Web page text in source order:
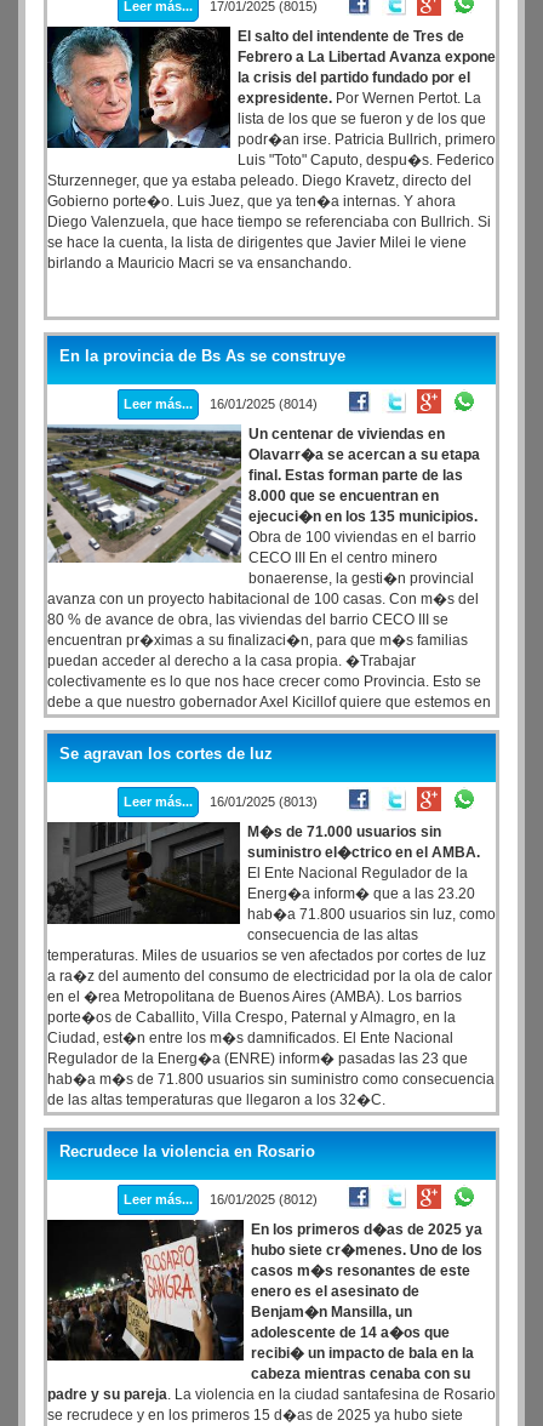
Leer más... 17/01/2025 (8015)
El salto del intendente de Tres de
Febrero a La Libertad Avanza expone
la crisis del partido fundado por el
expresidente. Por Wernen Pertot. La
lista de los que se fueron y de los que
podr�an irse. Patricia Bullrich, primero
Luis "Toto" Caputo, despu�s. Federico
Sturzenneger, que ya estaba peleado. Diego Kravetz, directo del
Gobierno porte�o. Luis Juez, que ya ten�a internas. Y ahora
Diego Valenzuela, que hace tiempo se referenciaba con Bullrich. Si
se hace la cuenta, la lista de dirigentes que Javier Milei le viene
birlando a Mauricio Macri se va ensanchando.
En la provincia de Bs As se construye
Leer más... 16/01/2025 (8014)
Un centenar de viviendas en
Olavarr�a se acercan a su etapa
final. Estas forman parte de las
8.000 que se encuentran en
ejecuci�n en los 135 municipios.
Obra de 100 viviendas en el barrio
CECO III En el centro minero
bonaerense, la gesti�n provincial
avanza con un proyecto habitacional de 100 casas. Con m�s del
80 % de avance de obra, las viviendas del barrio CECO III se
encuentran pr�ximas a su finalizaci�n, para que m�s familias
puedan acceder al derecho a la casa propia. �Trabajar
colectivamente es lo que nos hace crecer como Provincia. Esto se
debe a que nuestro gobernador Axel Kicillof quiere que estemos en
constante articulaci�n con los municipios y con las distintas
entidades que buscan mejorar la calidad de vida de las personas�,
asegur� la ministra Batakis.
Se agravan los cortes de luz
Leer más... 16/01/2025 (8013)
M�s de 71.000 usuarios sin
suministro el�ctrico en el AMBA.
El Ente Nacional Regulador de la
Energ�a inform� que a las 23.20
hab�a 71.800 usuarios sin luz, como
consecuencia de las altas
temperaturas. Miles de usuarios se ven afectados por cortes de luz
a ra�z del aumento del consumo de electricidad por la ola de calor
en el �rea Metropolitana de Buenos Aires (AMBA). Los barrios
porte�os de Caballito, Villa Crespo, Paternal y Almagro, en la
Ciudad, est�n entre los m�s damnificados. El Ente Nacional
Regulador de la Energ�a (ENRE) inform� pasadas las 23 que
hab�a m�s de 71.800 usuarios sin suministro como consecuencia
de las altas temperaturas que llegaron a los 32�C.
Recrudece la violencia en Rosario
Leer más... 16/01/2025 (8012)
En los primeros d�as de 2025 ya
hubo siete cr�menes. Uno de los
casos m�s resonantes de este
enero es el asesinato de
Benjam�n Mansilla, un
adolescente de 14 a�os que
recibi� un impacto de bala en la
cabeza mientras cenaba con su
padre y su pareja. La violencia en la ciudad santafesina de Rosario
se recrudece y en los primeros 15 d�as de 2025 ya hubo siete